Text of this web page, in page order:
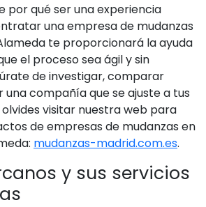
por qué ser una experiencia
una empresa de mudanzas
te proporcionará la ayuda
el proceso sea ágil y sin
de investigar, comparar
una compañía que se ajuste a tus
olvides visitar nuestra web para
de empresas de mudanzas en
mudanzas-madrid.com.es.
y sus servicios